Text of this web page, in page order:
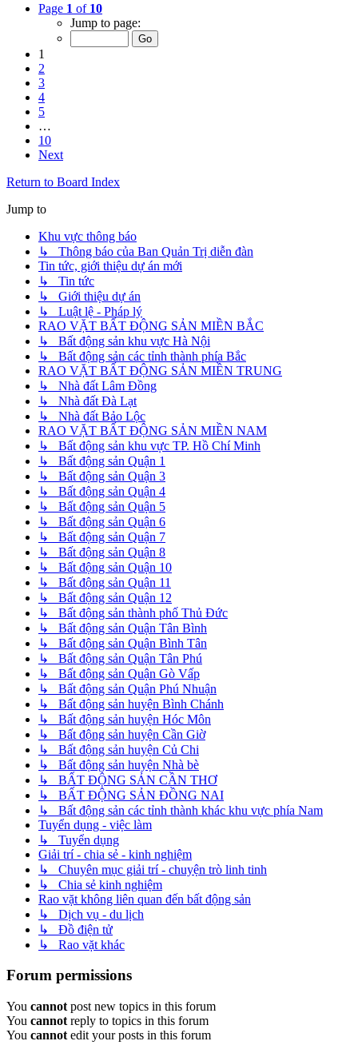
Page 1 of 10
Jump to page:
1
2
3
4
5
…
10
Next
Return to Board Index
Jump to
Khu vực thông báo
↳ Thông báo của Ban Quản Trị diễn đàn
Tin tức, giới thiệu dự án mới
↳ Tin tức
↳ Giới thiệu dự án
↳ Luật lệ - Pháp lý
RAO VẶT BẤT ĐỘNG SẢN MIỀN BẮC
↳ Bất động sản khu vực Hà Nội
↳ Bất động sản các tỉnh thành phía Bắc
RAO VẶT BẤT ĐỘNG SẢN MIỀN TRUNG
↳ Nhà đất Lâm Đồng
↳ Nhà đất Đà Lạt
↳ Nhà đất Bảo Lộc
RAO VẶT BẤT ĐỘNG SẢN MIỀN NAM
↳ Bất động sản khu vực TP. Hồ Chí Minh
↳ Bất động sản Quận 1
↳ Bất động sản Quận 3
↳ Bất động sản Quận 4
↳ Bất động sản Quận 5
↳ Bất động sản Quận 6
↳ Bất động sản Quận 7
↳ Bất động sản Quận 8
↳ Bất động sản Quận 10
↳ Bất động sản Quận 11
↳ Bất động sản Quận 12
↳ Bất động sản thành phố Thủ Đức
↳ Bất động sản Quận Tân Bình
↳ Bất động sản Quận Bình Tân
↳ Bất động sản Quận Tân Phú
↳ Bất động sản Quận Gò Vấp
↳ Bất động sản Quận Phú Nhuận
↳ Bất động sản huyện Bình Chánh
↳ Bất động sản huyện Hóc Môn
↳ Bất động sản huyện Cần Giờ
↳ Bất động sản huyện Củ Chi
↳ Bất động sản huyện Nhà bè
↳ BẤT ĐỘNG SẢN CẦN THƠ
↳ BẤT ĐỘNG SẢN ĐỒNG NAI
↳ Bất động sản các tỉnh thành khác khu vực phía Nam
Tuyển dụng - việc làm
↳ Tuyển dụng
Giải trí - chia sẻ - kinh nghiệm
↳ Chuyên mục giải trí - chuyện trò linh tinh
↳ Chia sẻ kinh nghiệm
Rao vặt không liên quan đến bất động sản
↳ Dịch vụ - du lịch
↳ Đồ điện tử
↳ Rao vặt khác
Forum permissions
You cannot post new topics in this forum
You cannot reply to topics in this forum
You cannot edit your posts in this forum